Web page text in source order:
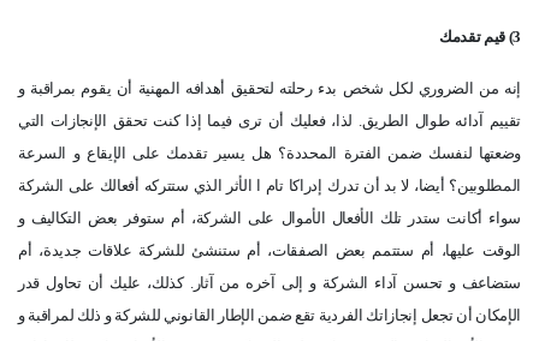
3) قيم تقدمك
إنه من الضروري لكل شخص بدء رحلته لتحقيق أهدافه المهنية أن يقوم بمراقبة و
تقييم آدائه طوال الطريق. لذا، فعليك أن ترى فيما إذا كنت تحقق الإنجازات التي
وضعتها لنفسك ضمن الفترة المحددة؟ هل يسير تقدمك على الإيقاع و السرعة
المطلوبين؟ أيضا، لا بد أن تدرك إدراكا تام ا الأثر الذي ستتركه أفعالك على الشركة
سواء أكانت ستدر تلك الأفعال الأموال على الشركة، أم ستوفر بعض التكاليف و
الوقت عليها، أم ستتمم بعض الصفقات، أم ستنشئ للشركة علاقات جديدة، أم
ستضاعف و تحسن آداء الشركة و إلى آخره من آثار. كذلك، عليك أن تحاول قدر
الإمكان أن تجعل إنجازاتك الفردية تقع ضمن الإطار القانوني للشركة و ذلك لمراقبة و